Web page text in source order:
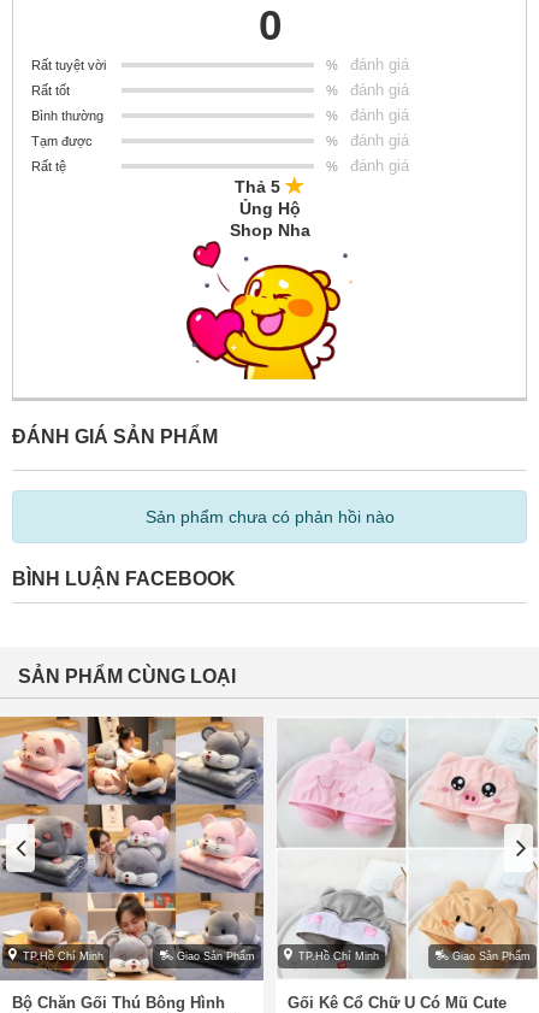
0
Rất tuyệt vời % đánh giá
Rất tốt % đánh giá
Bình thường % đánh giá
Tạm được % đánh giá
Rất tệ % đánh giá
Thả 5
Ủng Hộ
Shop Nha
ĐÁNH GIÁ SẢN PHẨM
Sản phẩm chưa có phản hồi nào
BÌNH LUẬN FACEBOOK
SẢN PHẨM CÙNG LOẠI
TP.Hồ Chí Minh Giao Sản Phẩm
Bộ Chăn Gối Thú Bông Hình
TP.Hồ Chí Minh Giao Sản Phẩm
Gối Kê Cổ Chữ U Có Mũ Cute